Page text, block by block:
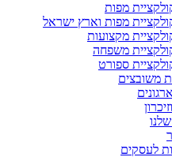
מפות
מפות וארץ ישראל
מקצועות
משפחה
ספורט
משובצים
לעסקים